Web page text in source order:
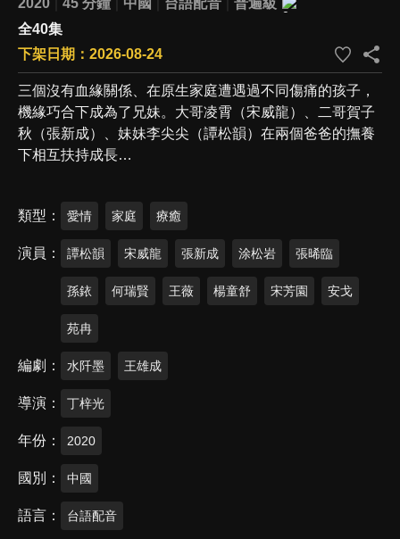
全40集
下架日期：2026-08-24
三個沒有血緣關係、在原生家庭遭遇過不同傷痛的孩子，
機緣巧合下成為了兄妹。大哥凌霄（宋威龍）、二哥賀子
秋（張新成）、妹妹李尖尖（譚松韻）在兩個爸爸的撫養
下相互扶持成長…
類型 愛情 家庭 療癒
演員 譚松韻 宋威龍 張新成 涂松岩 張晞臨
孫銥 何瑞賢 王薇 楊童舒 宋芳園 安戈
苑冉
編劇 水阡墨 王雄成
導演 丁梓光
年份 2020
國別 中國
語言 台語配音